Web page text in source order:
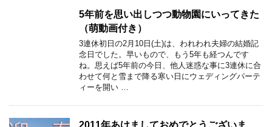
5年前を思い出しつつ動物園にいってきた
（萌動画付き）
3連休初日の2月10日(土)は、われわれ夫婦の結婚記
念日でした。早いもので、もう5年も経つんです
ね。思えば5年前の今日、他人迷惑な事に3連休に合
わせて何と雪まで降る寒い日にウェディングパーテ
ィーを開い …
2011年あけましておめでとうございま